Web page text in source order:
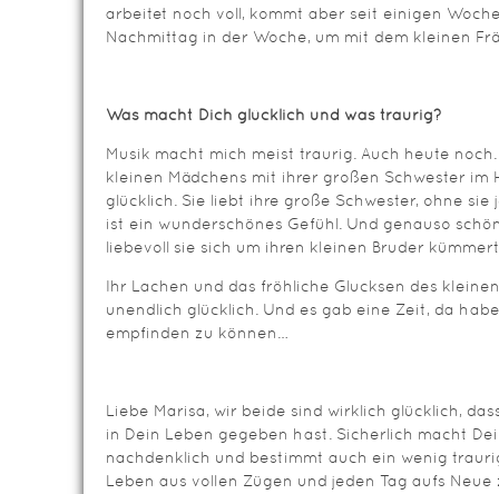
arbeitet noch voll, kommt aber seit einigen
Nachmittag in der Woche, um mit dem kleinen
Was macht Dich glücklich und was traurig?
Musik macht mich meist traurig. Auch heute
kleinen Mädchens mit ihrer großen Schwester im
glücklich. Sie liebt ihre große Schwester, ohne
ist ein wunderschönes Gefühl. Und genauso
liebevoll sie sich um ihren kleinen Bruder
Ihr Lachen und das fröhliche Glucksen des
unendlich glücklich. Und es gab eine Zeit, da
empfinden zu können…
Liebe Marisa, wir beide sind wirklich glücklich,
in Dein Leben gegeben hast. Sicherlich macht
nachdenklich und bestimmt auch ein wenig
Leben aus vollen Zügen und jeden Tag aufs